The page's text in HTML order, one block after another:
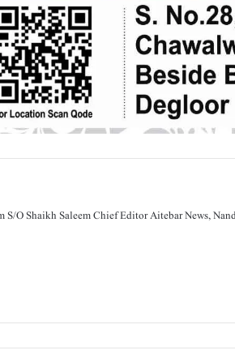
S/O Shaikh Saleem Chief Editor Aitebar News,